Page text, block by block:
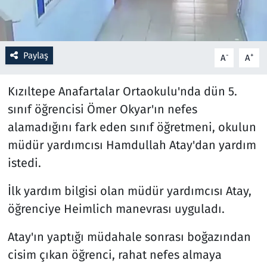
Paylaş A- A+
Kızıltepe Anafartalar Ortaokulu'nda dün 5.
sınıf öğrencisi Ömer Okyar'ın nefes
alamadığını fark eden sınıf öğretmeni, okulun
müdür yardımcısı Hamdullah Atay'dan yardım
istedi.
İlk yardım bilgisi olan müdür yardımcısı Atay,
öğrenciye Heimlich manevrası uyguladı.
Atay'ın yaptığı müdahale sonrası boğazından
cisim çıkan öğrenci, rahat nefes almaya
Sağlık
Savunma Sanayi
Spor
Teknoloji ve Bilim
Televizyon